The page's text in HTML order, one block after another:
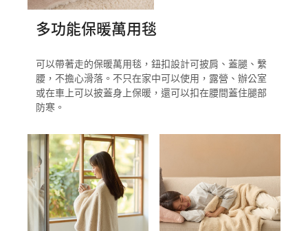
多功能保暖萬用毯
可以帶著走的保暖萬用毯，鈕扣設計可披肩、蓋腿、繫
腰，不擔心滑落。不只在家中可以使用，露營、辦公室
或在車上可以披蓋身上保暖，還可以扣在腰間蓋住腿部
防寒。